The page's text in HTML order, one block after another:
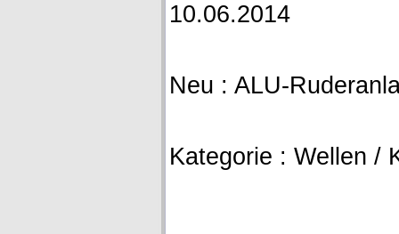
10.06.2014
Neu : ALU-
Kategorie : Wellen /